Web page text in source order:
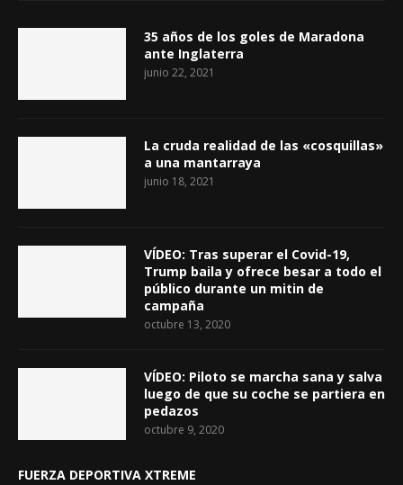
35 años de los goles de Maradona
ante Inglaterra
junio 22, 2021
La cruda realidad de las «cosquillas»
a una mantarraya
junio 18, 2021
VÍDEO: Tras superar el Covid-19,
Trump baila y ofrece besar a todo el
público durante un mitin de
campaña
octubre 13, 2020
VÍDEO: Piloto se marcha sana y salva
luego de que su coche se partiera en
pedazos
octubre 9, 2020
FUERZA DEPORTIVA XTREME